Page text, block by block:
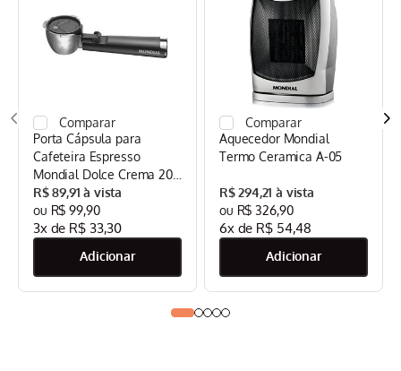
Porta Cápsula para
Cafeteira Espresso
Mondial Dolce Crema 20
Bar Mondial Preto/Inox -
CPC-DG
R$ 89,91
R$ 99,90
3x de R$ 33,30
Aquecedor Mondial
Termo Ceramica A-05
R$ 294,21
R$ 326,90
6x de R$ 54,48